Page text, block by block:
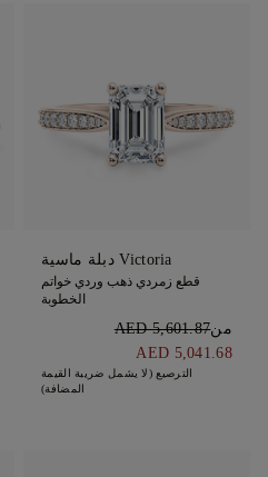
Victoria دبلة ماسية
قطع زمردي ذهب وردي خواتم
الخطوبة
منAED 5,601.87
AED 5,041.68
الترصيع (لا يشمل ضريبة القيمة
المضافة)